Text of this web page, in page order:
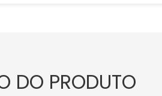
DO PRODUTO